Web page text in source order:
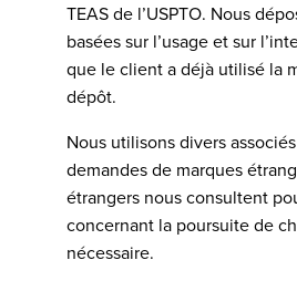
TEAS de l’USPTO. Nous
basées sur l’usage et sur
que le client a déjà utilisé la
dépôt.
Nous utilisons divers
demandes de marques
étrangers nous consultent
concernant la poursuite de
nécessaire.